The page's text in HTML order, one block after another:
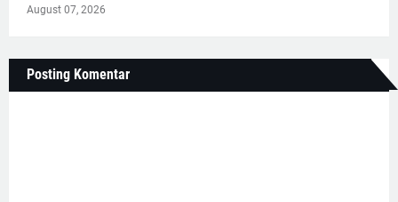
August 07, 2026
Posting Komentar